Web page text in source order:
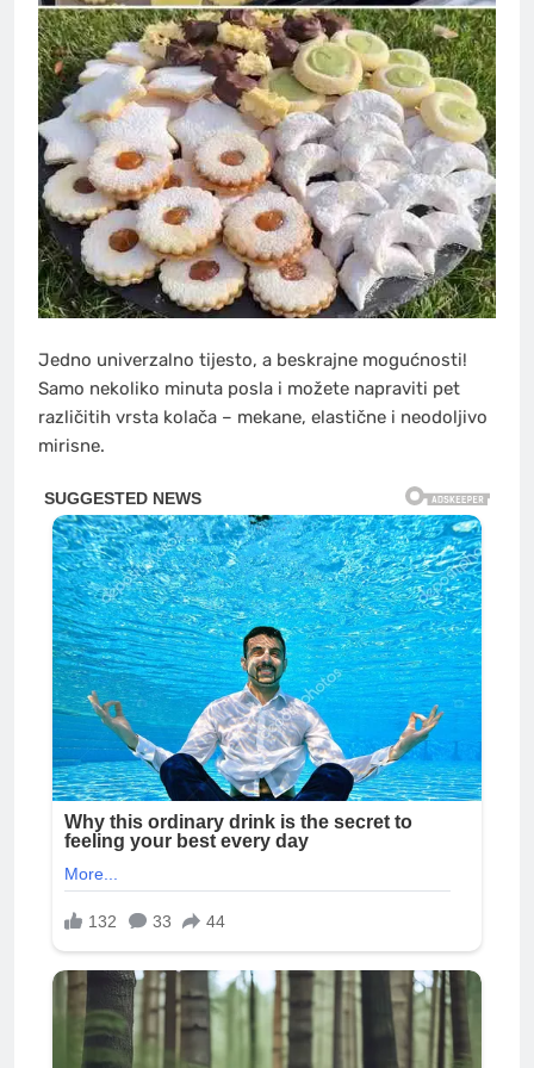
Jedno univerzalno tijesto, a beskrajne mogućnosti!
Samo nekoliko minuta posla i možete napraviti pet
različitih vrsta kolača – mekane, elastične i neodoljivo
mirisne.